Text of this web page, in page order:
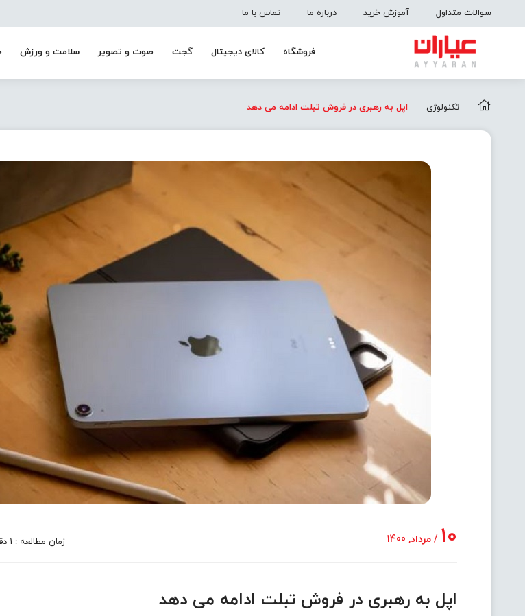
سوالات متداول آموزش خرید درباره ما تماس با ما
فروشگاه کالای دیجیتال گجت صوت و تصویر سلامت و ورزش
تکنولوژی اپل به رهبری در فروش تبلت ادامه می دهد
10 / مرداد, 1400 زمان مطالعه : 1 دقیقه و 17 ثانیه
اپل به رهبری در فروش تبلت ادامه می دهد